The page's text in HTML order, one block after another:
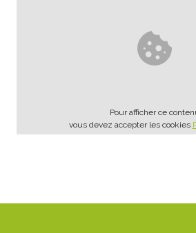
Pour afficher ce
vous devez accepter les cookies